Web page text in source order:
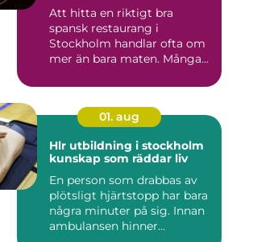
Att hitta en riktigt bra
spansk restaurang i
Stockholm handlar ofta om
mer än bara maten. Många
01. aug
Hlr utbildning i stockholm
kunskap som räddar liv
En person som drabbas av
plötsligt hjärtstopp har bara
några minuter på sig. Innan
ambulansen hinner...